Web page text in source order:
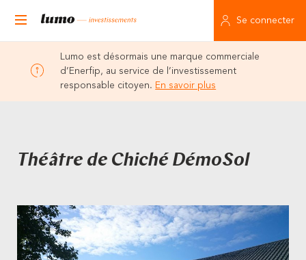
Se connecter
Lumo est désormais une marque commerciale
d’Enerfip, au service de l’investissement
responsable citoyen. En savoir plus
Théâtre de Chiché DémoSol